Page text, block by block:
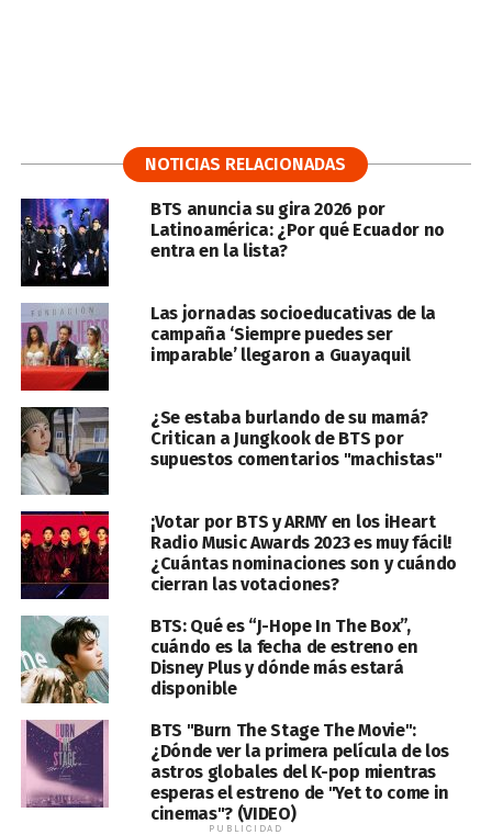
NOTICIAS RELACIONADAS
BTS anuncia su gira 2026 por
Latinoamérica: ¿Por qué Ecuador no
entra en la lista?
Las jornadas socioeducativas de la
campaña ‘Siempre puedes ser
imparable’ llegaron a Guayaquil
¿Se estaba burlando de su mamá?
Critican a Jungkook de BTS por
supuestos comentarios "machistas"
¡Votar por BTS y ARMY en los iHeart
Radio Music Awards 2023 es muy fácil!
¿Cuántas nominaciones son y cuándo
cierran las votaciones?
BTS: Qué es “J-Hope In The Box”,
cuándo es la fecha de estreno en
Disney Plus y dónde más estará
disponible
BTS "Burn The Stage The Movie":
¿Dónde ver la primera película de los
astros globales del K-pop mientras
esperas el estreno de "Yet to come in
cinemas"? (VIDEO)
PUBLICIDAD